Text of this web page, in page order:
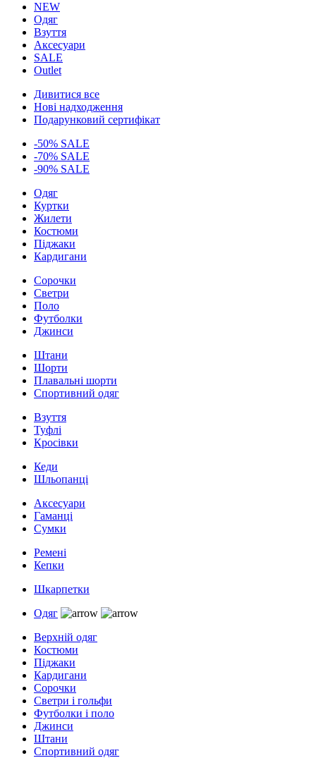
NEW
Одяг
Взуття
Аксесуари
SALE
Outlet
Дивитися все
Нові надходження
Подарунковий сертифікат
-50% SALE
-70% SALE
-90% SALE
Одяг
Куртки
Жилети
Костюми
Піджаки
Кардигани
Сорочки
Светри
Поло
Футболки
Джинси
Штани
Шорти
Плавальні шорти
Спортивний одяг
Взуття
Туфлі
Кросівки
Кеди
Шльопанці
Аксесуари
Гаманці
Сумки
Ремені
Кепки
Шкарпетки
Одяг
Верхній одяг
Костюми
Піджаки
Кардигани
Сорочки
Светри і гольфи
Футболки і поло
Джинси
Штани
Спортивний одяг